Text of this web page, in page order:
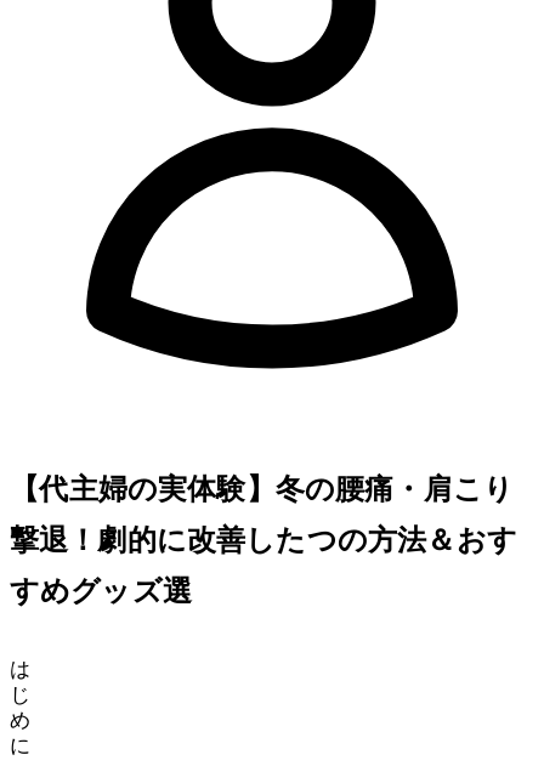
【40代主婦の実体験】冬の腰痛・肩こり
撃退！劇的に改善した3つの方法＆おす
すめグッズ3選
は
じ
め
に